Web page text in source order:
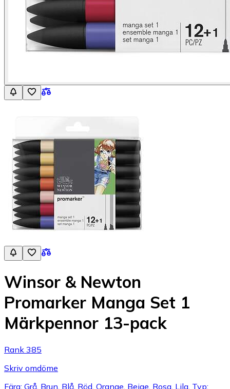
Winsor & Newton
Promarker Manga Set 1
Märkpennor 13-pack
Rank 385
Skriv omdöme
Färg: Grå, Brun, Blå, Röd, Orange, Beige, Rosa, Lila, Typ: